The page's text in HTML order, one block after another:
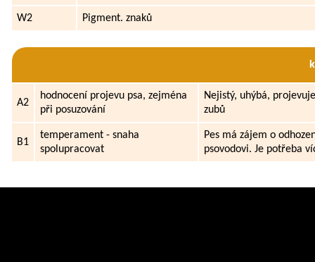
W2 Pigment. znaků
A2
hodnocení projevu psa, zejména
při posuzování
Nejistý, uhýbá,
zubů
B1
temperament - snaha
spolupracovat
Pes má zájem o
psovodovi. Je potřeba